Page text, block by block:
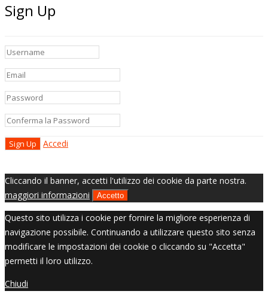
Sign Up
Accedi
Cliccando il banner, accetti l'utilizzo dei cookie da parte nostra.
maggiori informazioni
Accetto
Questo sito utilizza i cookie per fornire la migliore esperienza di
navigazione possibile. Continuando a utilizzare questo sito senza
modificare le impostazioni dei cookie o cliccando su "Accetta"
permetti il loro utilizzo.
Chiudi